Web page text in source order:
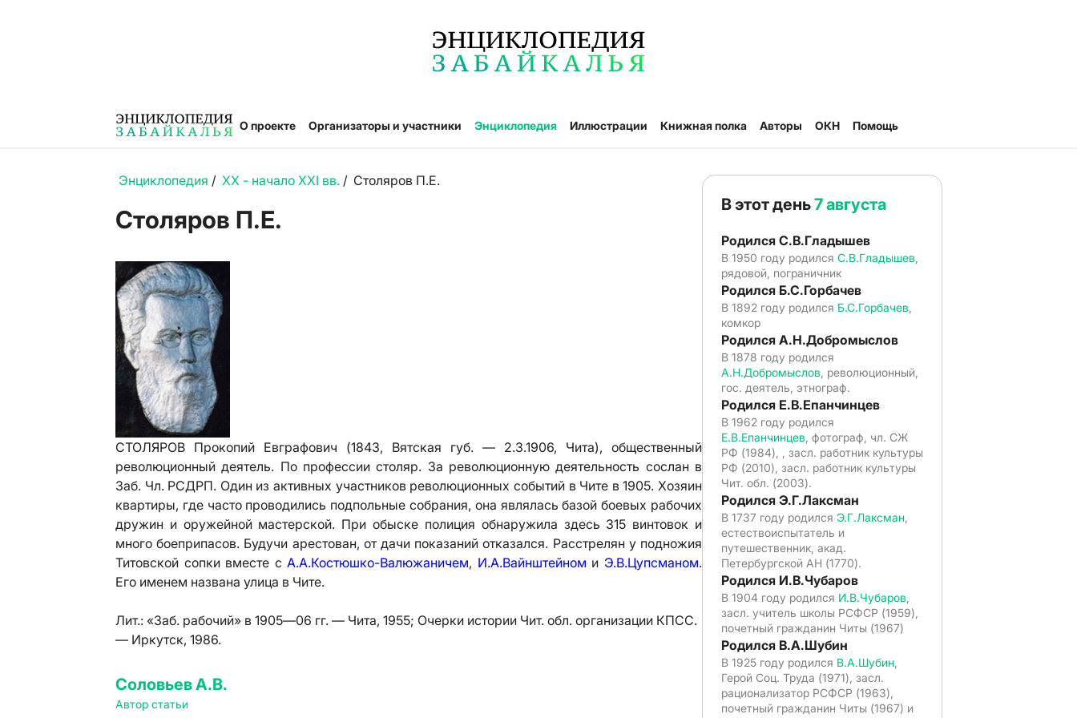
О проекте Организаторы и участники Энциклопедия Иллюстрации Книжная полка Авторы ОКН Помощь
Энциклопедия / XX - начало XXI вв. / Столяров П.Е.
Столяров П.Е.
СТОЛЯРОВ Прокопий Евграфович (1843, Вятская губ. — 2.3.1906, Чита), общественный
революционный деятель. По профессии столяр. За революционную деятельность сослан в
Заб. Чл. РСДРП. Один из активных участников революционных событий в Чите в 1905. Хозяин
квартиры, где часто проводились подпольные собрания, она являлась базой боевых рабочих
дружин и оружейной мастерской. При обыске полиция обнаружила здесь 315 винтовок и
много боеприпасов. Будучи арестован, от дачи показаний отказался. Расстрелян у подножия
Титовской сопки вместе сА.А.Костюшко-Валюжаничем, И.А.Вайнштейном и Э.В.Цупсманом.
Его именем названа улица в Чите.
Лит.: «Заб. рабочий» в 1905—06 гг. — Чита, 1955; Очерки истории Чит. обл. организации КПСС.
— Иркутск, 1986.
Соловьев А.В.
Автор статьи
В этот день7 августа
Родился С.В.Гладышев
В 1950 году родился С.В.Гладышев
рядовой, пограничник
Родился Б.С.Горбачев
В 1892 году родился Б.С.Горбачев
комкор
Родился А.Н.Добромыслов
В 1878 году родился
А.Н.Добромыслов , революционный,
гос. деятель, этнограф.
Родился Е.В.Епанчинцев
В 1962 году родился
Е.В.Епанчинцев , фотограф, чл. СЖ
РФ (1984), , засл. работник культуры
РФ (2010), засл. работник культуры
Чит. обл. (2003).
Родился Э.Г.Лаксман
В 1737 году родился Э.Г.Лаксман
естествоиспытатель и
путешественник, акад.
Петербургской АН (1770).
Родился И.В.Чубаров
В 1904 году родился И.В.Чубаров
засл. учитель школы РСФСР (1959),
почетный гражданин Читы (1967)
Родился В.А.Шубин
В 1925 году родился В.А.Шубин
Герой Соц. Труда (1971), засл.
рационализатор РСФСР (1963),
почетный гражданин Читы (1967) и